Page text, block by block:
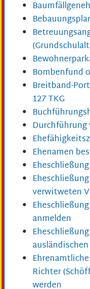
Bombenfund
Breitband-
127 TKG
Ehenamen
verwitweten
anmelden
Richter
werden